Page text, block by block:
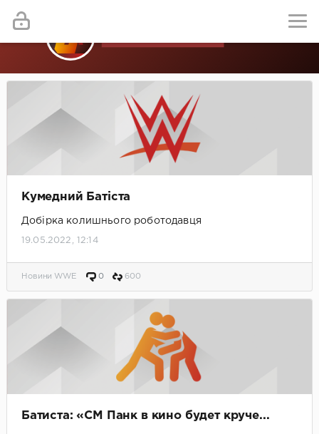
Кумедний Батіста
Добірка колишнього роботодавця
19.05.2022, 12:14
Новини WWE 0 600
Батиста: «СМ Панк в кино будет круче...